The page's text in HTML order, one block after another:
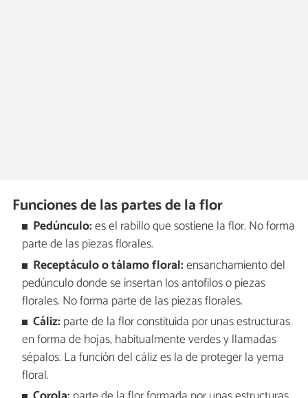
Funciones de las partes de la flor
Pedúnculo:es el rabillo que sostiene la flor. No forma
parte de las piezas florales.
Receptáculo o tálamo floral:ensanchamiento del
pedúnculo donde se insertan los antofilos o piezas
florales. No forma parte de las piezas florales.
Cáliz: parte de la flor constituida por unas estructuras
en forma de hojas, habitualmente verdes y llamadas
sépalos. La función del cáliz es la de proteger la yema
floral.